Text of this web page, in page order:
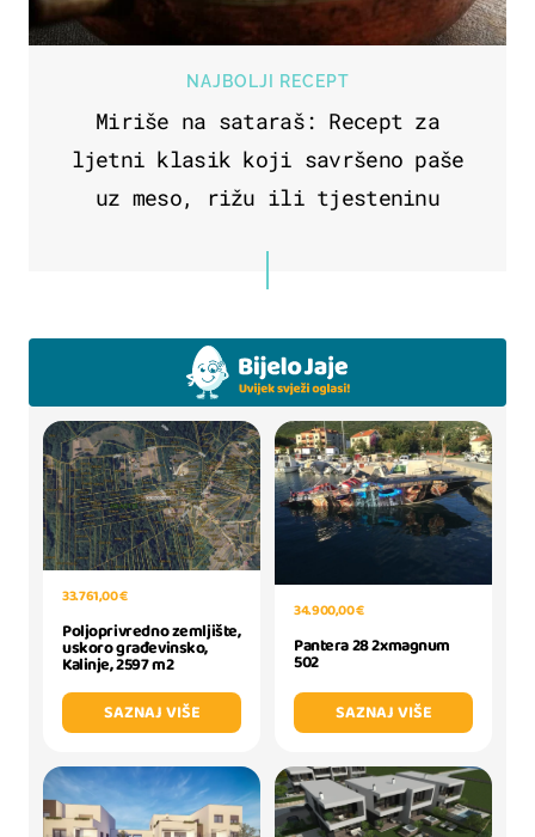
NAJBOLJI RECEPT
Miriše na sataraš: Recept za
ljetni klasik koji savršeno paše
uz meso, rižu ili tjesteninu
33.761,00 €
Poljoprivredno zemljište,
uskoro građevinsko,
Kalinje, 2597 m2
SAZNAJ VIŠE
34.900,00 €
Pantera 28 2xmagnum
502
SAZNAJ VIŠE